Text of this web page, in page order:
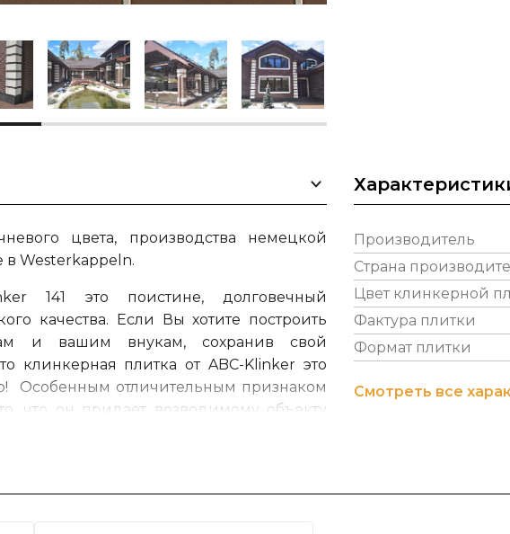
цвета, производства немецкой
в Westerkappeln.
141 это поистине, долговечный
качества. Если Вы хотите построить
и вашим внукам, сохранив свой
клинкерная плитка от ABC-Klinker это
Особенным отличительным признаком
что он придает возводимому объекту
атмосферу, подчеркивая
ABC – Klinkergruppe находится в
Производитель
Страна
Цвет клинкерной
Фактура плитки
Формат плитки
Смотреть все